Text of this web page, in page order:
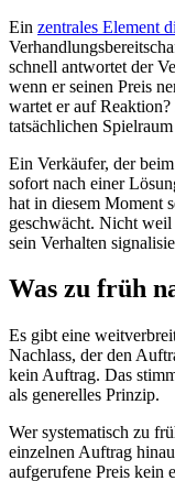
Ein zentrales Element
schnell antwortet der
wenn er seinen Preis
wartet er auf
tatsächlichen
Ein Verkäufer, der
sofort nach einer
hat in diesem Moment
geschwächt. Nicht weil
sein Verhalten
Was zu früh
Es gibt eine
Nachlass, der den
kein Auftrag. Das
als generelles Prinzip.
Wer systematisch zu
einzelnen Auftrag
aufgerufene Preis kein